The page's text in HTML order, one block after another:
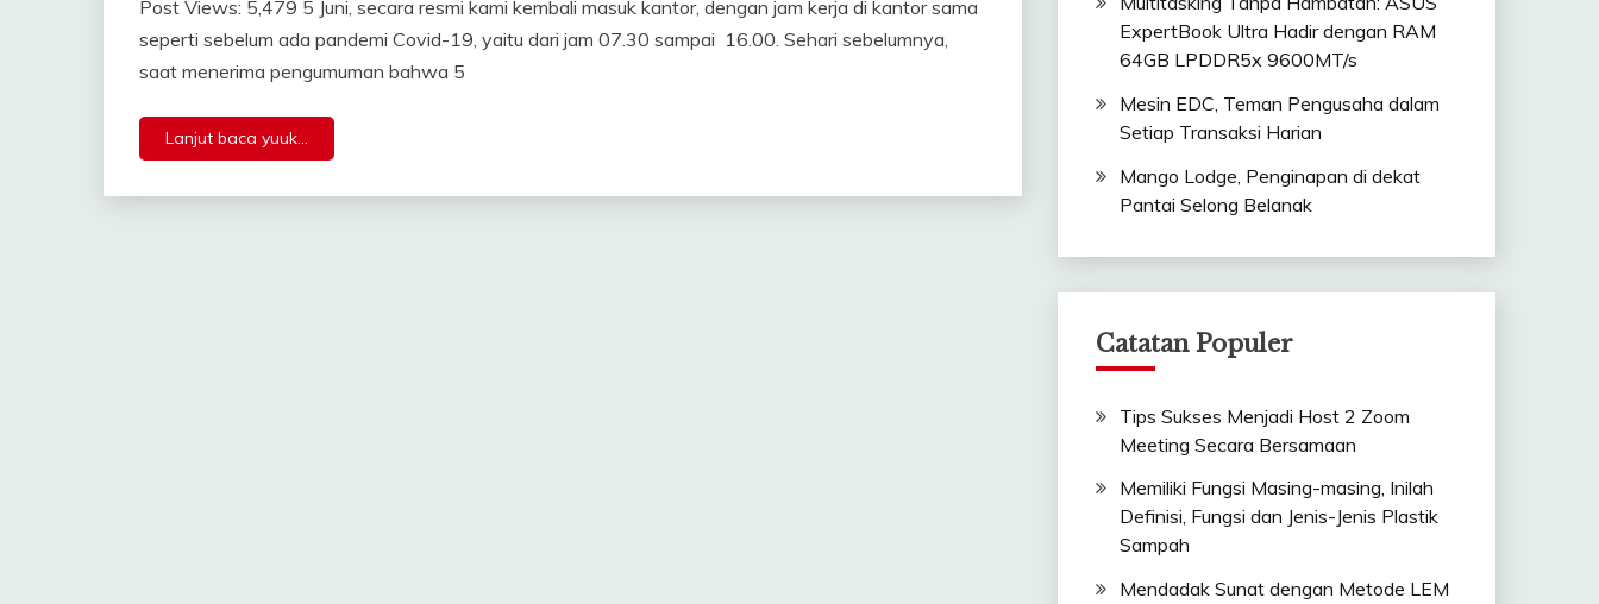
Post Views: 5,479 5 Juni, secara resmi kami kembali masuk kantor, dengan jam kerja di kantor sama
seperti sebelum ada pandemi Covid-19, yaitu dari jam 07.30 sampai 16.00. Sehari sebelumnya,
saat menerima pengumuman bahwa 5
Lanjut baca yuuk...
ExpertBook Ultra Hadir dengan RAM
64GB LPDDR5x 9600MT/s
Mesin EDC, Teman Pengusaha dalam
Setiap Transaksi Harian
Mango Lodge, Penginapan di dekat
Pantai Selong Belanak
Catatan Populer
Tips Sukses Menjadi Host 2 Zoom
Meeting Secara Bersamaan
Memiliki Fungsi Masing-masing, Inilah
Definisi, Fungsi dan Jenis-Jenis Plastik
Sampah
Mendadak Sunat dengan Metode LEM